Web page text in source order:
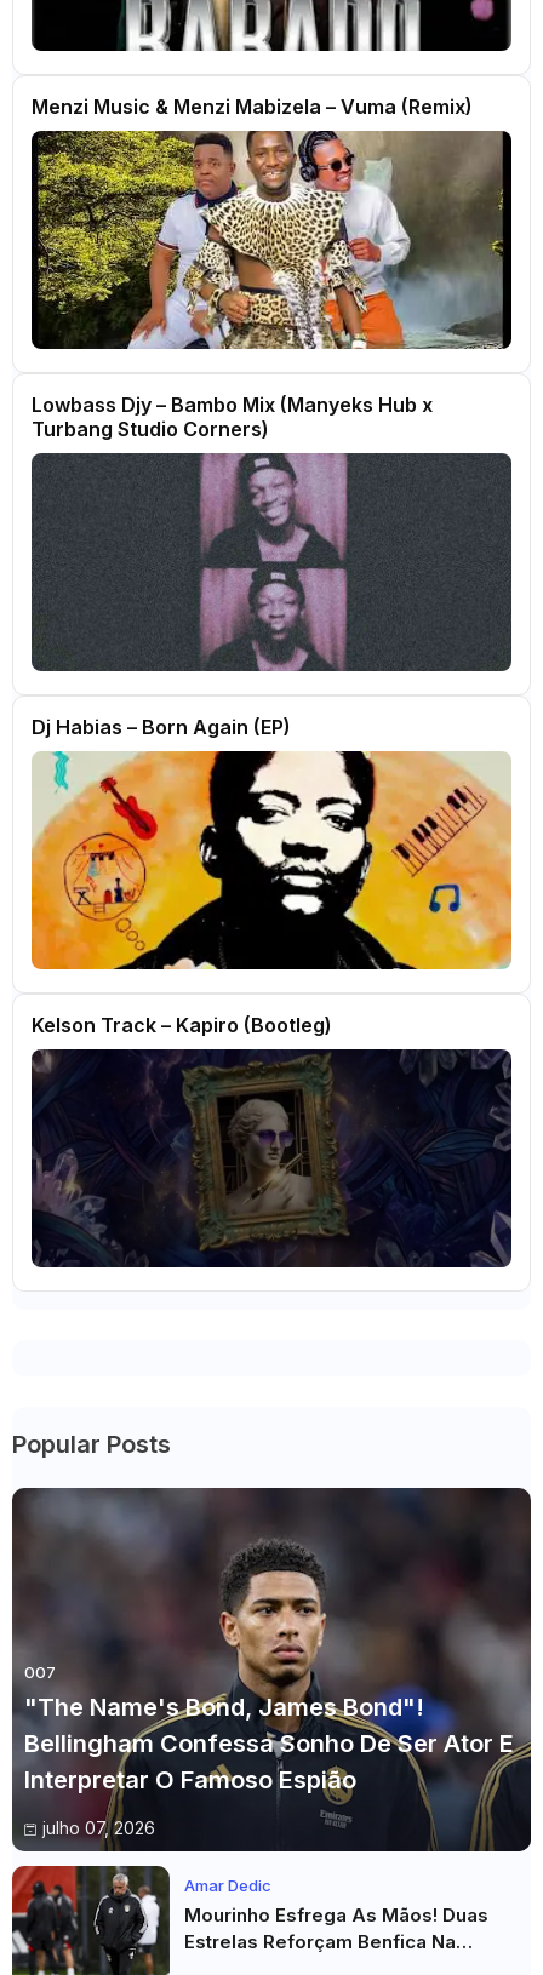
Menzi Music & Menzi Mabizela – Vuma (Remix)
Lowbass Djy – Bambo Mix (Manyeks Hub x
Turbang Studio Corners)
Dj Habias – Born Again (EP)
Kelson Track – Kapiro (Bootleg)
Popular Posts
007
"The Name's Bond, James Bond"!
Bellingham Confessa Sonho De Ser Ator E
Interpretar O Famoso Espião
julho 07, 2026
Amar Dedic
Mourinho Esfrega As Mãos! Duas
Estrelas Reforçam Benfica Na